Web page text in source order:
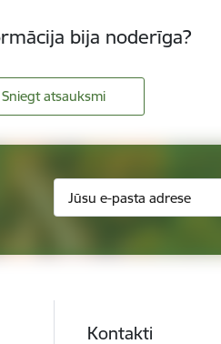
bija noderīga?
Sniegt atsauksmi
Kontakti